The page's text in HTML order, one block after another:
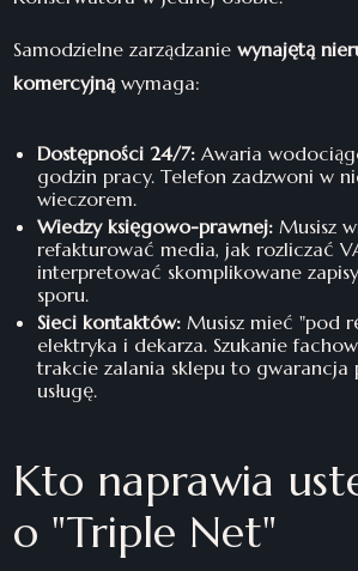
Samodzielne zarządzaniewynajętą
komercyjną wymaga:
Dostępności 24/7: Awaria
godzin pracy. Telefon zadzwoni w
wieczorem.
Wiedzy księgowo-prawnej: Musisz
refakturować media, jak rozliczać
interpretować skomplikowane
sporu.
Sieci kontaktów: Musisz mieć "pod
elektryka i dekarza. Szukanie
trakcie zalania sklepu to gwarancja
usługę.
Kto naprawia
o "Triple Net"